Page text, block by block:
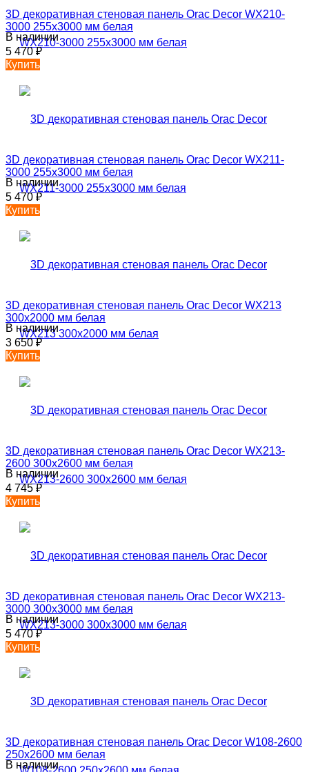
3D декоративная стеновая панель Orac Decor WX210-
3000 255х3000 мм белая
В наличии
5 470₽
Купить
3D декоративная стеновая панель Orac Decor WX211-
3000 255х3000 мм белая
В наличии
5 470₽
Купить
3D декоративная стеновая панель Orac Decor WX213
300х2000 мм белая
В наличии
3 650₽
Купить
3D декоративная стеновая панель Orac Decor WX213-
2600 300х2600 мм белая
В наличии
4 745₽
Купить
3D декоративная стеновая панель Orac Decor WX213-
3000 300х3000 мм белая
В наличии
5 470₽
Купить
3D декоративная стеновая панель Orac Decor W108-2600
250х2600 мм белая
В наличии